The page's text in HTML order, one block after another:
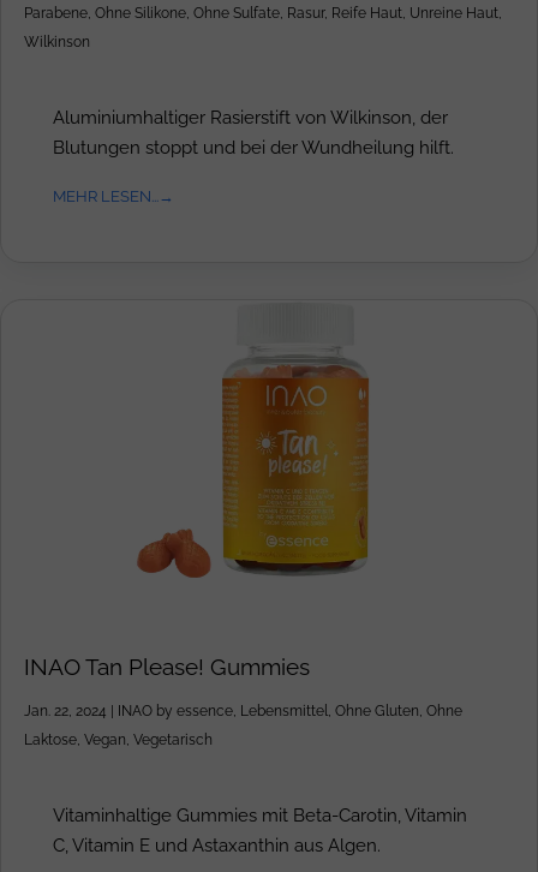
Parabene, Ohne Silikone, Ohne Sulfate, Rasur, Reife Haut, Unreine Haut,
Wilkinson
Aluminiumhaltiger Rasierstift von Wilkinson, der
Blutungen stoppt und bei der Wundheilung hilft.
MEHR LESEN...
INAO Tan Please! Gummies
Jan. 22, 2024 INAO by essence, Lebensmittel, Ohne Gluten, Ohne
Laktose, Vegan, Vegetarisch
Vitaminhaltige Gummies mit Beta-Carotin, Vitamin
C, Vitamin E und Astaxanthin aus Algen.